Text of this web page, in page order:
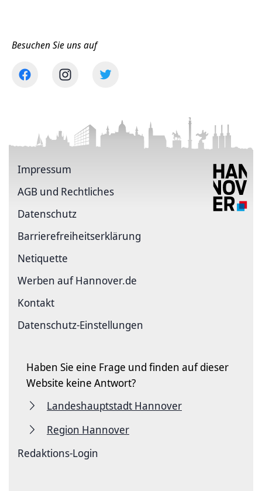
Besuchen Sie uns auf
Impressum
AGB und Rechtliches
Datenschutz
Barriere­freiheits­erklärung
Netiquette
Werben auf Hannover.de
Kontakt
Datenschutz-Einstellungen
Haben Sie eine Frage und finden auf dieser
Website keine Antwort?
Landeshauptstadt Hannover
Region Hannover
Redaktions-Login